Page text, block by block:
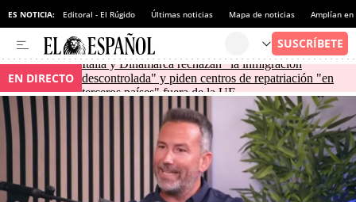
ES NOTICIA: Editoral - El Rúgido Últimas noticias Mapa de noticias Amplían
EN DIRECTO
Italia y Dinamarca rechazan "la inmigración
descontrolada" y piden centros de repatriación "en
terceros países" fuera de la UE